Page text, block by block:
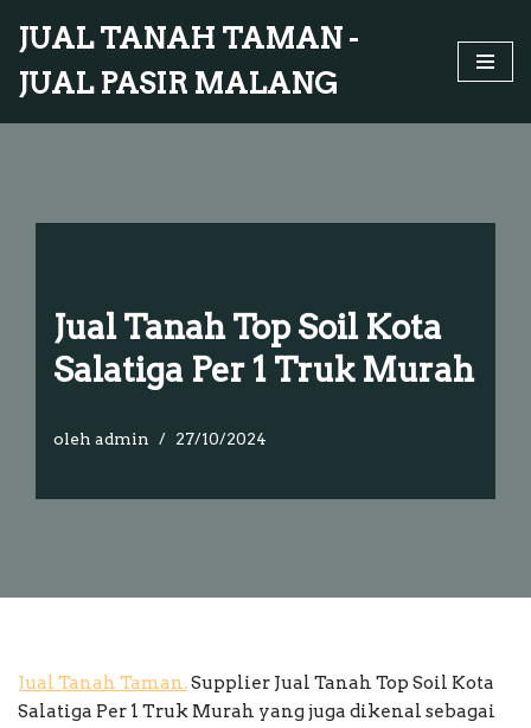
ke
konten
JUAL TANAH TAMAN -
JUAL PASIR MALANG
Jual Tanah Top Soil Kota
Salatiga Per 1 Truk Murah
oleh admin 27/10/2024
Jual Tanah Taman.Supplier Jual Tanah Top Soil Kota
Salatiga Per 1 Truk Murah yang juga dikenal sebagai